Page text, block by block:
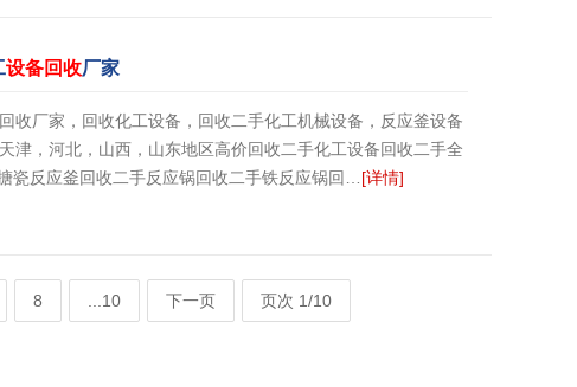
设备回收厂家
收厂家，回收化工设备，回收二手化工机械设备，反应釜设备
津，河北，山西，山东地区高价回收二手化工设备回收二手全
瓷反应釜回收二手反应锅回收二手铁反应锅回… [详情]
8 ...10 下一页 页次 1/10